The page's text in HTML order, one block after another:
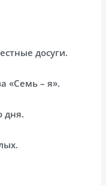
досуги.
«Семь – я».
дня.